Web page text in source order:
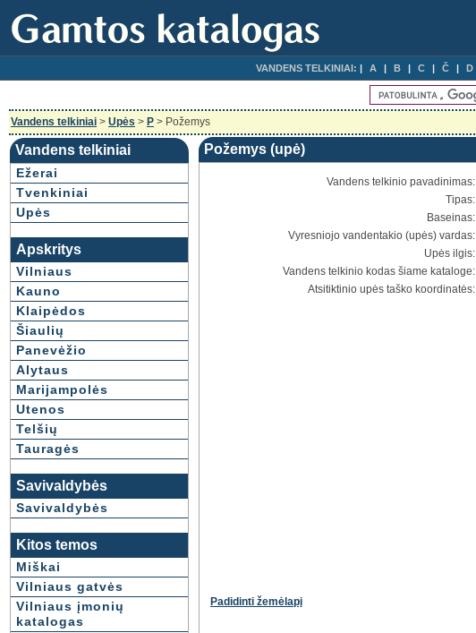
VANDENS TELKINIAI: A B C Č D
Vandens telkiniai > Upės > P > Požemys
Vandens telkiniai
Ežerai
Tvenkiniai
Upės
Apskritys
Vilniaus
Kauno
Klaipėdos
Šiaulių
Panevėžio
Alytaus
Marijampolės
Utenos
Telšių
Tauragės
Savivaldybės
Savivaldybės
Kitos temos
Miškai
Vilniaus gatvės
Vilniaus įmonių
katalogas
Požemys (upė)
Vandens telkinio pavadinimas:
Tipas:
Baseinas:
Vyresniojo vandentakio (upės) vardas:
Upės ilgis:
Vandens telkinio kodas šiame kataloge:
Atsitiktinio upės taško koordinatės:
Padidinti žemėlapį